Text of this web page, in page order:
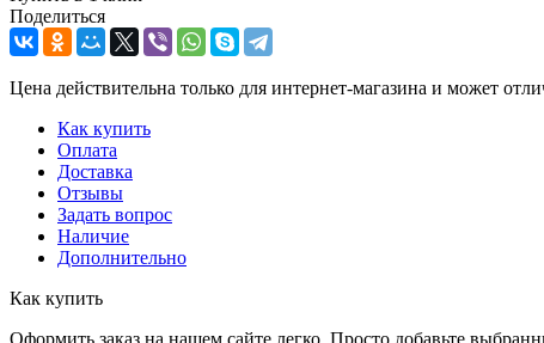
Поделиться
Цена действительна только для интернет-магазина и может
Как купить
Оплата
Доставка
Отзывы
Задать вопрос
Наличие
Дополнительно
Как купить
Оформить заказ на нашем сайте легко. Просто добавьте